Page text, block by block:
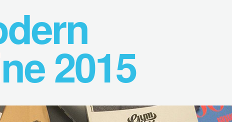
2015